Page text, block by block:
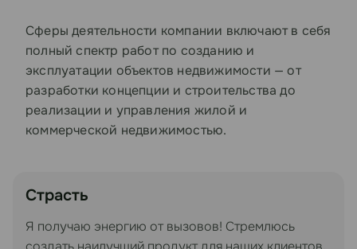
Сферы деятельности компании включают в себя
полный спектр работ по созданию и
эксплуатации объектов недвижимости — от
разработки концепции и строительства до
реализации и управления жилой и
коммерческой недвижимостью.
Страсть
Я получаю энергию от вызовов! Стремлюсь